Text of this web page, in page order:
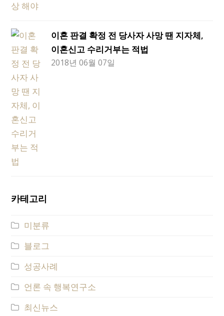
이혼 판결 확정 전 당사자 사망 땐 지자체,
이혼신고 수리거부는 적법
2018년 06월 07일
카테고리
미분류
블로그
성공사례
언론 속 행복연구소
최신뉴스